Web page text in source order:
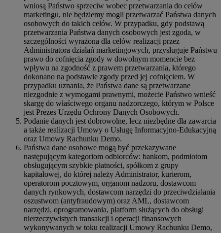
wniosą Państwo sprzeciw wobec przetwarzania do celów
marketingu, nie będziemy mogli przetwarzać Państwa danych
osobowych do takich celów. W przypadku, gdy podstawą
przetwarzania Państwa danych osobowych jest zgoda, w
szczególności wyrażona dla celów realizacji przez
Administratora działań marketingowych, przysługuje Państwu
prawo do cofnięcia zgody w dowolnym momencie bez
wpływu na zgodność z prawem przetwarzania, którego
dokonano na podstawie zgody przed jej cofnięciem. W
przypadku uznania, że Państwa dane są przetwarzane
niezgodnie z wymogami prawnymi, możecie Państwo wnieść
skargę do właściwego organu nadzorczego, którym w Polsce
jest Prezes Urzędu Ochrony Danych Osobowych.
Podanie danych jest dobrowolne, lecz niezbędne dla zawarcia
a także realizacji Umowy o Usługę Informacyjno-Edukacyjną
oraz Umowy Rachunku Demo.
Państwa dane osobowe mogą być przekazywane
następującym kategoriom odbiorców: bankom, podmiotom
obsługującym szybkie płatności, spółkom z grupy
kapitałowej, do której należy Administrator, kurierom,
operatorom pocztowym, organom nadzoru, dostawcom
danych rynkowych, dostawcom narzędzi do przeciwdziałania
oszustwom (antyfraudowym) oraz AML, dostawcom
narzędzi, oprogramowania, platform służących do obsługi
nierzeczywistych transakcji i operacji finansowych
wykonywanych w toku realizacji Umowy Rachunku Demo,